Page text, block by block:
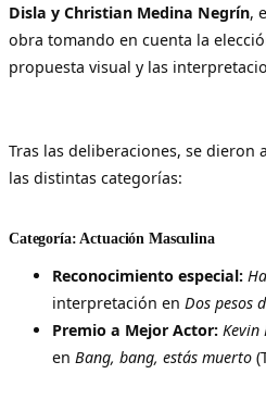
Disla y Christian Medina Negrín,
obra tomando en cuenta la
propuesta visual y las
Tras las deliberaciones, se dieron
las distintas categorías:
Categoría: Actuación Masculina
Reconocimiento especial:
interpretación en Dos pesos
Premio a Mejor Actor: Kevin
en Bang, bang, estás muerto